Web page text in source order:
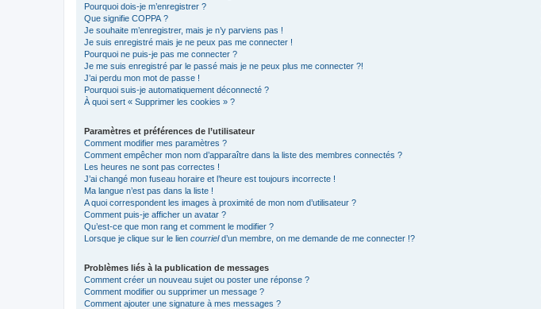
Pourquoi dois-je m’enregistrer ?
Que signifie COPPA ?
Je souhaite m’enregistrer, mais je n’y parviens pas !
Je suis enregistré mais je ne peux pas me connecter !
Pourquoi ne puis-je pas me connecter ?
Je me suis enregistré par le passé mais je ne peux plus me connecter ?!
J’ai perdu mon mot de passe !
Pourquoi suis-je automatiquement déconnecté ?
À quoi sert « Supprimer les cookies » ?
Paramètres et préférences de l’utilisateur
Comment modifier mes paramètres ?
Comment empêcher mon nom d’apparaître dans la liste des membres connectés ?
Les heures ne sont pas correctes !
J’ai changé mon fuseau horaire et l’heure est toujours incorrecte !
Ma langue n’est pas dans la liste !
A quoi correspondent les images à proximité de mon nom d’utilisateur ?
Comment puis-je afficher un avatar ?
Qu’est-ce que mon rang et comment le modifier ?
Lorsque je clique sur le lien courrield’un membre, on me demande de me connecter !?
Problèmes liés à la publication de messages
Comment créer un nouveau sujet ou poster une réponse ?
Comment modifier ou supprimer un message ?
Comment ajouter une signature à mes messages ?